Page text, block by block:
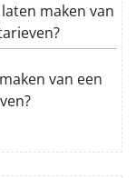
maken van
van een